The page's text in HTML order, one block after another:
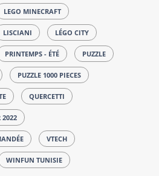
LEGO MINECRAFT
LISCIANI LÉGO CITY
PRINTEMPS - ÉTÉ PUZZLE
PUZZLE 1000 PIECES
QUERCETTI
2022
VTECH
WINFUN TUNISIE